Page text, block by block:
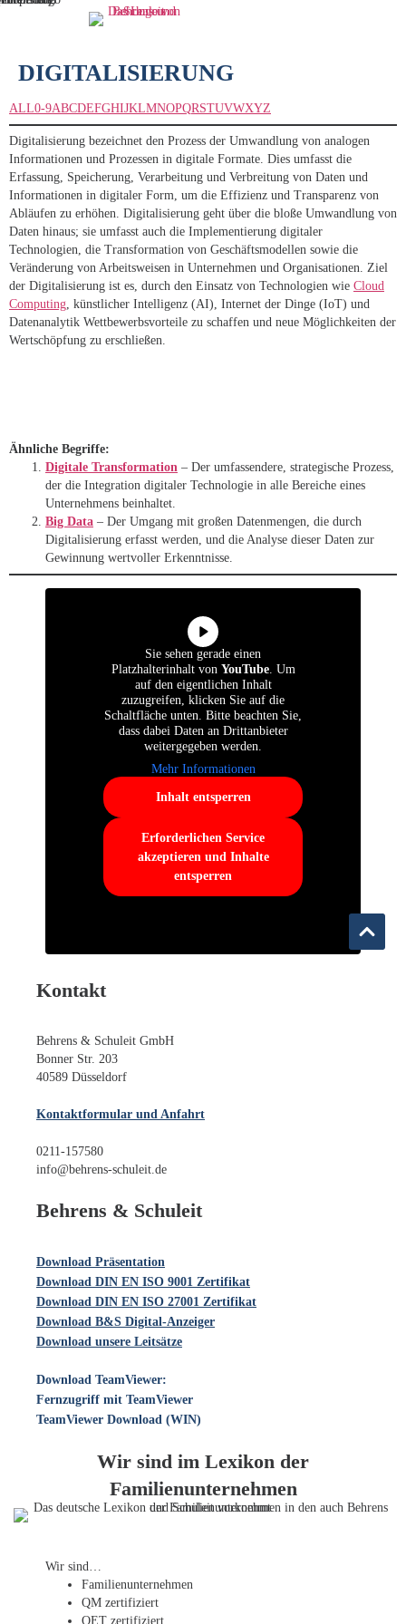
DIGITALISIERUNG
ALL0-9ABCDEFGHIJKLMNOPQRSTUVWXYZ
Digitalisierung bezeichnet den Prozess der Umwandlung von analogen
Informationen und Prozessen in digitale Formate. Dies umfasst die
Erfassung, Speicherung, Verarbeitung und Verbreitung von Daten und
Informationen in digitaler Form, um die Effizienz und Transparenz von
Abläufen zu erhöhen. Digitalisierung geht über die bloße Umwandlung von
Daten hinaus; sie umfasst auch die Implementierung digitaler
Technologien, die Transformation von Geschäftsmodellen sowie die
Veränderung von Arbeitsweisen in Unternehmen und Organisationen. Ziel
der Digitalisierung ist es, durch den Einsatz von Technologien wie Cloud
Computing, künstlicher Intelligenz (AI), Internet der Dinge (IoT) und
Datenanalytik Wettbewerbsvorteile zu schaffen und neue Möglichkeiten der
Wertschöpfung zu erschließen.
Ähnliche Begriffe:
Digitale Transformation – Der umfassendere, strategische Prozess,
der die Integration digitaler Technologie in alle Bereiche eines
Unternehmens beinhaltet.
Big Data – Der Umgang mit großen Datenmengen, die durch
Digitalisierung erfasst werden, und die Analyse dieser Daten zur
Gewinnung wertvoller Erkenntnisse.
Sie sehen gerade einen
Platzhalterinhalt von YouTube. Um
auf den eigentlichen Inhalt
zuzugreifen, klicken Sie auf die
Schaltfläche unten. Bitte beachten Sie,
dass dabei Daten an Drittanbieter
weitergegeben werden.
Mehr Informationen
Inhalt entsperren
Erforderlichen Service
akzeptieren und Inhalte
entsperren
Kontakt
Behrens & Schuleit GmbH
Bonner Str. 203
40589 Düsseldorf
Kontaktformular und Anfahrt
0211-157580
info@behrens-schuleit.de
Behrens & Schuleit
Download Präsentation
Download DIN EN ISO 9001 Zertifikat
Download DIN EN ISO 27001 Zertifikat
Download B&S Digital-Anzeiger
Download unsere Leitsätze
Download TeamViewer:
Fernzugriff mit TeamViewer
TeamViewer Download (WIN)
Wir sind im Lexikon der
Familienunternehmen
Wir sind…
Familien­unternehmen
QM zertifiziert
QET zertifiziert